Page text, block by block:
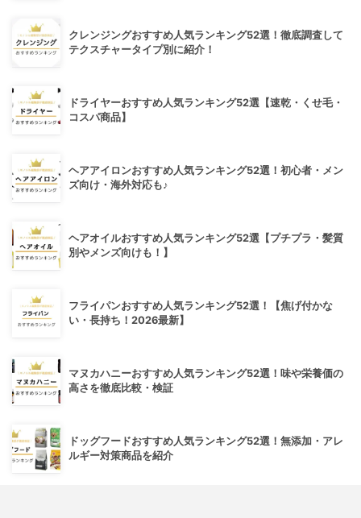
クレンジングおすすめ人気ランキング52選！徹底調査して
テクスチャータイプ別に紹介！
ドライヤーおすすめ人気ランキング52選【速乾・くせ毛・
コスパ商品】
ヘアアイロンおすすめ人気ランキング52選！初心者・メン
ズ向け・海外対応も♪
ヘアオイルおすすめ人気ランキング52選【プチプラ・髪質
別やメンズ向けも！】
フライパンおすすめ人気ランキング52選！【焦げ付かな
い・長持ち！2026最新】
マヌカハニーおすすめ人気ランキング52選！味や栄養価の
高さを徹底比較・検証
ドッグフードおすすめ人気ランキング52選！無添加・アレ
ルギー対策商品を紹介